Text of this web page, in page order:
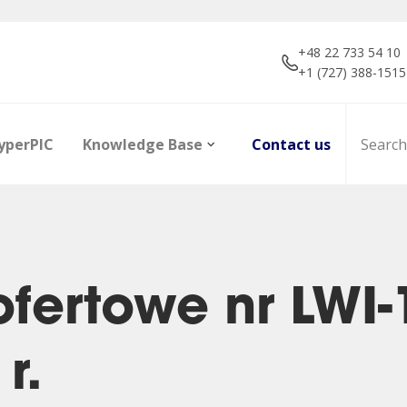
+48 22 733 54 10
+1 (727) 388-1515
Knowledge Base Contact us
nr LWI-